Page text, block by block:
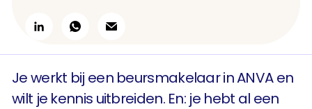
Je werkt bij een beursmakelaar in ANVA en
wilt je kennis uitbreiden. En: je hebt al een